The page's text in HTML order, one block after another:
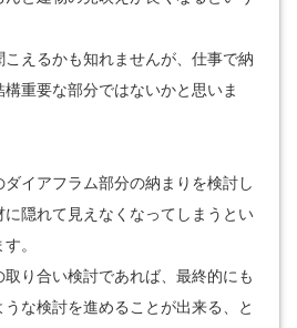
えるかも知れませんが、仕事で納
重要な部分ではないかと思いま
イアフラム部分の納まりを検討し
隠れて見えなくなってしまうとい
。
り合い検討であれば、最終的にも
な検討を進めることが出来る、と